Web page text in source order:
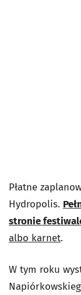
Płatne
Hydropolis.
stronie
albo karnet.
W tym roku